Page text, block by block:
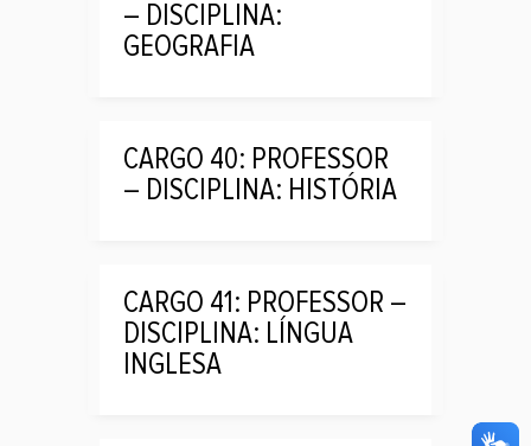
– DISCIPLINA:
GEOGRAFIA
CARGO 40: PROFESSOR
– DISCIPLINA: HISTÓRIA
CARGO 41: PROFESSOR –
DISCIPLINA: LÍNGUA
INGLESA